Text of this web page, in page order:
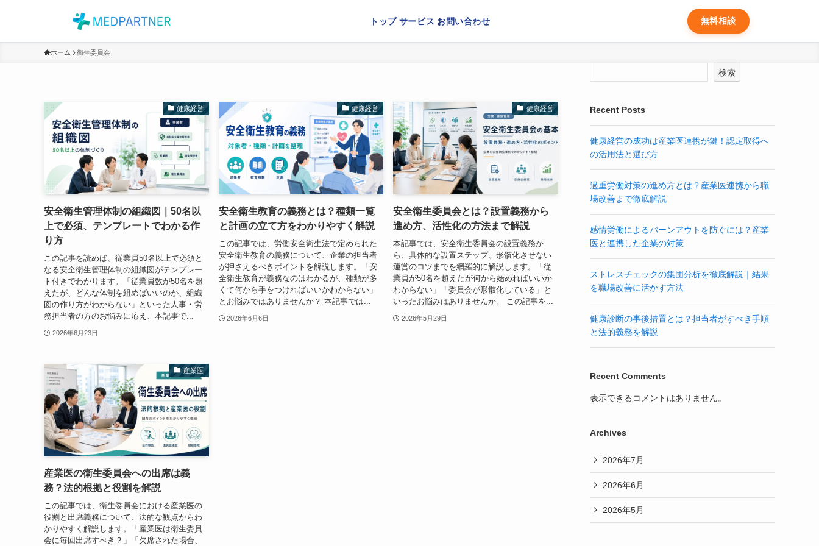
トップ サービス お問い合わせ 無料相談
ホーム 衛生委員会
健康経営
安全衛生管理体制の組織図｜50名以
上で必須、テンプレートでわかる作
り方
この記事を読めば、従業員50名以上で必須と
なる安全衛生管理体制の組織図がテンプレー
ト付きでわかります。「従業員数が50名を超
えたが、どんな体制を組めばいいのか、組織
図の作り方がわからない」といった人事・労
務担当者の方のお悩みに応え、本記事で...
2026年6月23日
健康経営
安全衛生教育の義務とは？種類一覧
と計画の立て方をわかりやすく解説
この記事では、労働安全衛生法で定められた
安全衛生教育の義務について、企業の担当者
が押さえるべきポイントを解説します。「安
全衛生教育が義務なのはわかるが、種類が多
くて何から手をつければいいかわからない」
とお悩みではありませんか？ 本記事では...
2026年6月6日
健康経営
安全衛生委員会とは？設置義務から
進め方、活性化の方法まで解説
本記事では、安全衛生委員会の設置義務か
ら、具体的な設置ステップ、形骸化させない
運営のコツまでを網羅的に解説します。「従
業員が50名を超えたが何から始めればいいか
わからない」「委員会が形骸化している」と
いったお悩みはありませんか。 この記事を...
2026年5月29日
産業医
産業医の衛生委員会への出席は義
務？法的根拠と役割を解説
この記事では、衛生委員会における産業医の
役割と出席義務について、法的な観点からわ
かりやすく解説します。「産業医は衛生委員
会に毎回出席すべき？」「欠席された場合、
検索
Recent Posts
健康経営の成功は産業医連携が鍵！認定取得へ
の活用法と選び方
過重労働対策の進め方とは？産業医連携から職
場改善まで徹底解説
感情労働によるバーンアウトを防ぐには？産業
医と連携した企業の対策
ストレスチェックの集団分析を徹底解説｜結果
を職場改善に活かす方法
健康診断の事後措置とは？担当者がすべき手順
と法的義務を解説
Recent Comments
表示できるコメントはありません。
Archives
2026年7月
2026年6月
2026年5月